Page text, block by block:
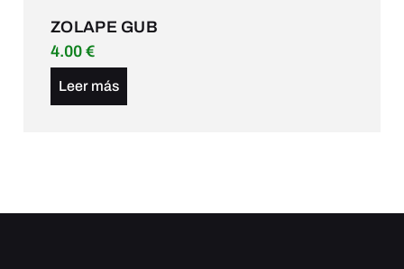
ZOLAPE GUB
4.00 €
Leer más